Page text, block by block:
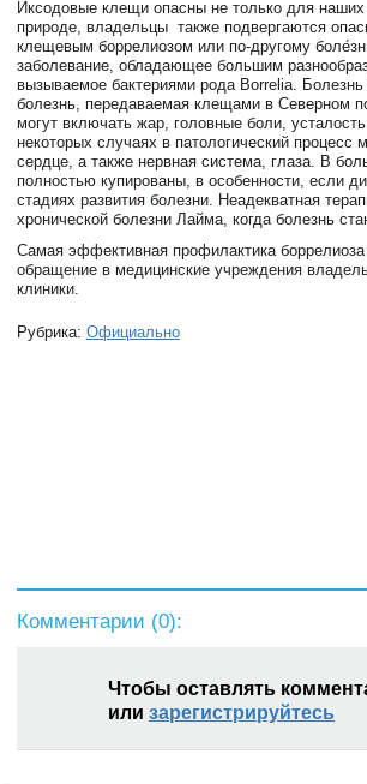
Иксодовые клещи опасны не только для
природе, владельцы также подвергаются
клещевым боррелиозом или по-другому
заболевание, обладающее большим
вызываемое бактериями рода Borrelia.
болезнь, передаваемая клещами в Северном
могут включать жар, головные боли,
некоторых случаях в патологический процесс
сердце, а также нервная система, глаза. В
полностью купированы, в особенности, если
стадиях развития болезни. Неадекватная
хронической болезни Лайма, когда болезнь
Самая эффективная профилактика
обращение в медицинские учреждения
клиники.
Рубрика: Официально
Комментарии (0):
Чтобы оставлять
или зарегистрируйтесь